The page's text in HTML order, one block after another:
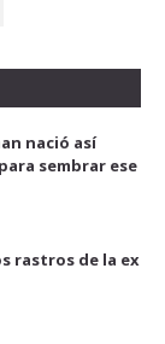
nació así
sembrar ese
rastros de la ex